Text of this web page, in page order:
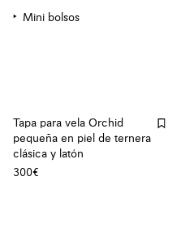
Mini bolsos
Tapa para vela Orchid
pequeña en piel de ternera
clásica y latón
300€